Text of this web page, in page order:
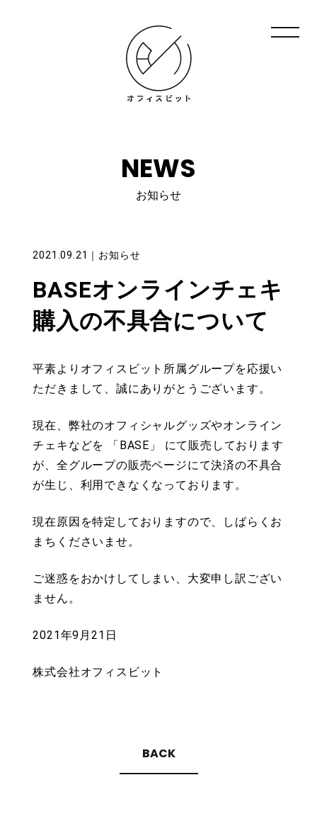
NEWS
お知らせ
2021.09.21 ｜ お知らせ
BASEオンラインチェキ
購入の不具合について
平素よりオフィスビット所属グループを応援い
ただきまして、誠にありがとうございます。
現在、弊社のオフィシャルグッズやオンライン
チェキなどを 「BASE」 にて販売しております
が、全グループの販売ページにて決済の不具合
が生じ、利用できなくなっております。
現在原因を特定しておりますので、しばらくお
まちくださいませ。
ご迷惑をおかけしてしまい、大変申し訳ござい
ません。
2021年9月21日
株式会社オフィスビット
BACK